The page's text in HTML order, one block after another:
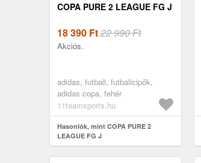
COPA PURE 2 LEAGUE FG J
18 390 Ft22 990 Ft
Akciós.
adidas, futball, futballcipők,
adidas copa, fehér
11teamsports.hu
Hasonlók, mint COPA PURE 2
LEAGUE FG J